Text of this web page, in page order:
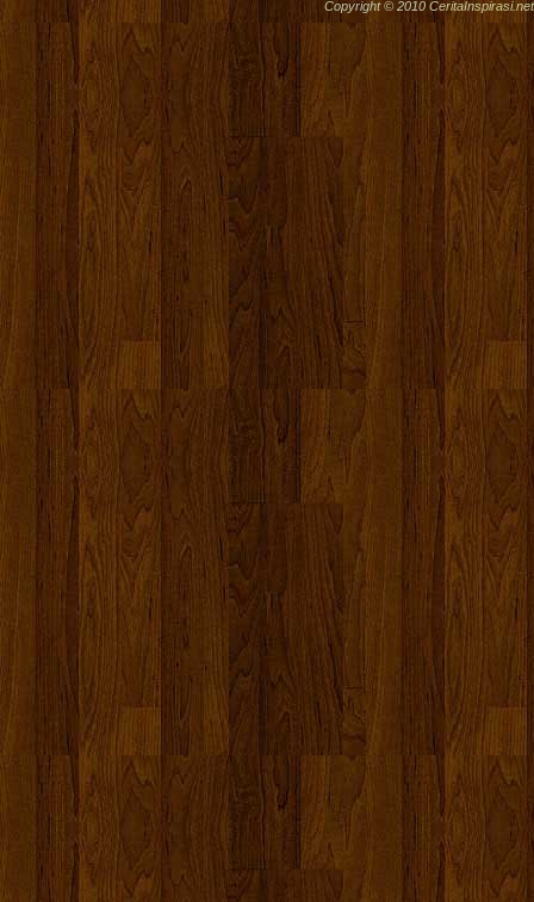
Copyright © 2010 CeritaInspirasi.net